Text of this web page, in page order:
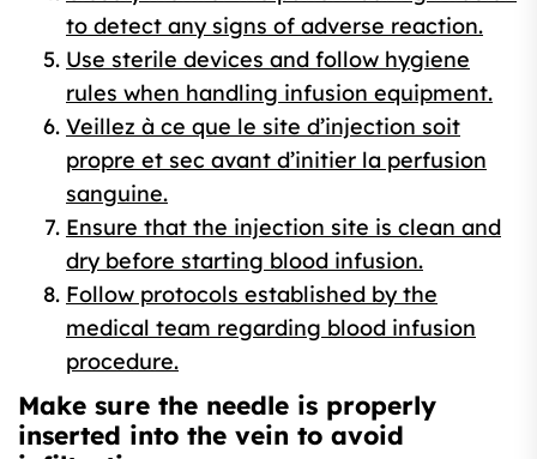
to detect any signs of adverse reaction.
Use sterile devices and follow hygiene
rules when handling infusion equipment.
Veillez à ce que le site d’injection soit
propre et sec avant d’initier la perfusion
sanguine.
Ensure that the injection site is clean and
dry before starting blood infusion.
Follow protocols established by the
medical team regarding blood infusion
procedure.
Make sure the needle is properly
inserted into the vein to avoid